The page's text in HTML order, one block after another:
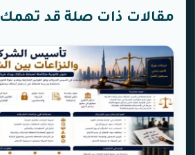
مقالات ذات صلة قد تهمك